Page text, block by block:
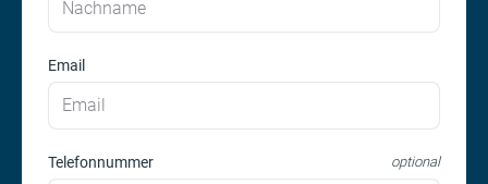
Email
Telefonnummer optional